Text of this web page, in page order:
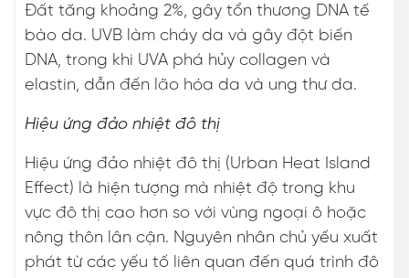
Đất tăng khoảng 2%, gây tổn thương DNA tế
bào da. UVB làm cháy da và gây đột biến
DNA, trong khi UVA phá hủy collagen và
elastin, dẫn đến lão hóa da và ung thư da.
Hiệu ứng đảo nhiệt đô thị
Hiệu ứng đảo nhiệt đô thị (Urban Heat Island
Effect) là hiện tượng mà nhiệt độ trong khu
vực đô thị cao hơn so với vùng ngoại ô hoặc
nông thôn lân cận. Nguyên nhân chủ yếu xuất
phát từ các yếu tố liên quan đến quá trình đô